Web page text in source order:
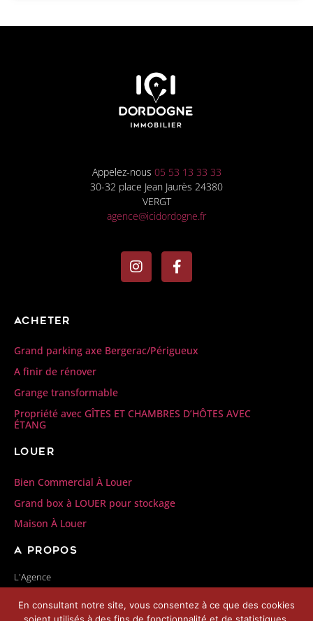
Appelez-nous 05 53 13 33 33
30-32 place Jean Jaurès 24380
VERGT
agence@icidordogne.fr
Acheter
Grand parking axe Bergerac/Périgueux
A finir de rénover
Grange transformable
Propriété avec GÎTES ET CHAMBRES D’HÔTES AVEC
ÉTANG
Louer
Bien Commercial À Louer
Grand box à LOUER pour stockage
Maison À Louer
A propos
L'Agence
Contactez-nous
En consultant notre site, vous consentez à ce que des cookies